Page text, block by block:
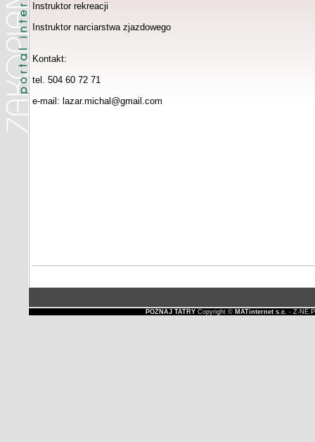
Instruktor rekreacji
Instruktor narciarstwa zjazdowego
Kontakt:
tel. 504 60 72 71
e-mail: lazar.michal@gmail.com
POZNAJ TATRYCopyright © MATinternet s.c. - Z-